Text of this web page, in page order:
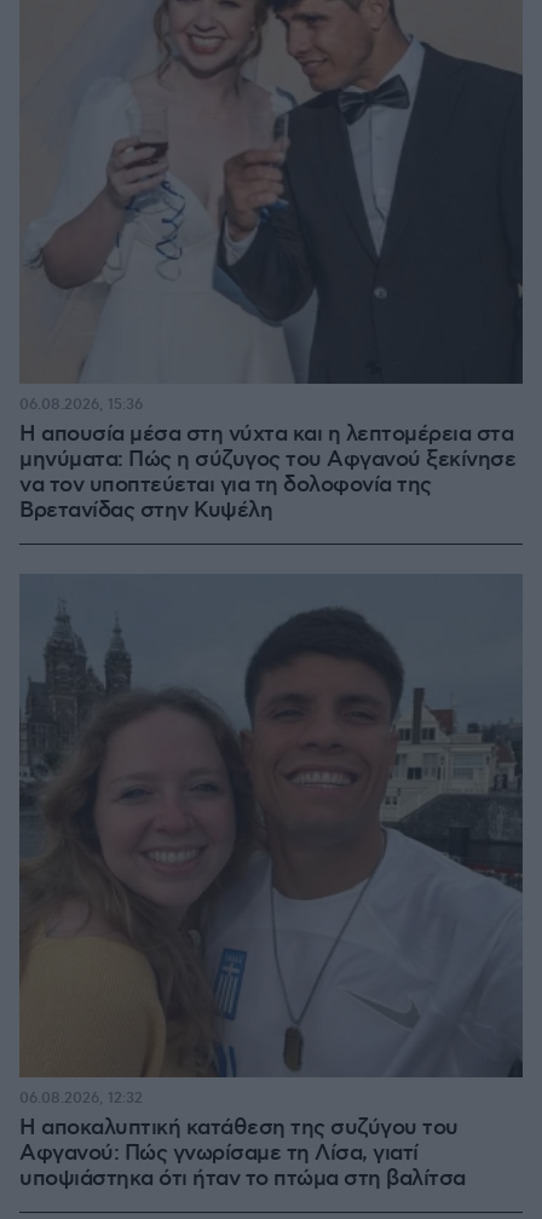
Η απουσία μέσα στη νύχτα και η λεπτομέρεια στα
μηνύματα: Πώς η σύζυγος του Αφγανού ξεκίνησε
να τον υποπτεύεται για τη δολοφονία της
Βρετανίδας στην Κυψέλη
06.08.2026, 15:36
Η αποκαλυπτική κατάθεση της συζύγου του
Αφγανού: Πώς γνωρίσαμε τη Λίσα, γιατί
υποψιάστηκα ότι ήταν το πτώμα στη βαλίτσα
06.08.2026, 12:32